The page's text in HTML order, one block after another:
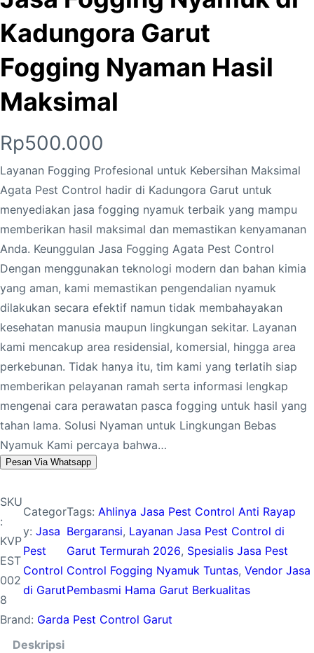
Kadungora Garut
Fogging Nyaman Hasil
Maksimal
Rp500.000
Layanan Fogging Profesional untuk Kebersihan Maksimal
Agata Pest Control hadir di Kadungora Garut untuk
menyediakan jasa fogging nyamuk terbaik yang mampu
memberikan hasil maksimal dan memastikan kenyamanan
Anda. Keunggulan Jasa Fogging Agata Pest Control
Dengan menggunakan teknologi modern dan bahan kimia
yang aman, kami memastikan pengendalian nyamuk
dilakukan secara efektif namun tidak membahayakan
kesehatan manusia maupun lingkungan sekitar. Layanan
kami mencakup area residensial, komersial, hingga area
perkebunan. Tidak hanya itu, tim kami yang terlatih siap
memberikan pelayanan ramah serta informasi lengkap
mengenai cara perawatan pasca fogging untuk hasil yang
tahan lama. Solusi Nyaman untuk Lingkungan Bebas
Nyamuk Kami percaya bahwa…
Pesan Via Whatsapp
SKU
:
KVP
EST
002
8
Categor
y: Jasa
Pest
Control
di Garut
Tags:Ahlinya Jasa Pest Control Anti Rayap
Bergaransi, Layanan Jasa Pest Control di
Garut Termurah 2026, Spesialis Jasa Pest
Control Fogging Nyamuk Tuntas, Vendor Jasa
Pembasmi Hama Garut Berkualitas
Brand: Garda Pest Control Garut
Deskripsi